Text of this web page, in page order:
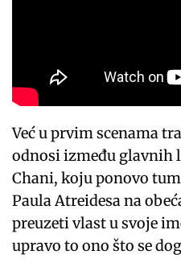
Već u prvim scenama
odnosi između glavnih
Chani, koju ponovo
Paula Atreidesa na
preuzeti vlast u svoje
upravo to ono što se